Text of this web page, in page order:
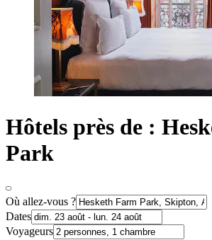
Hôtels près de :
Park
Où allez-vous ?
Dates
Voyageurs